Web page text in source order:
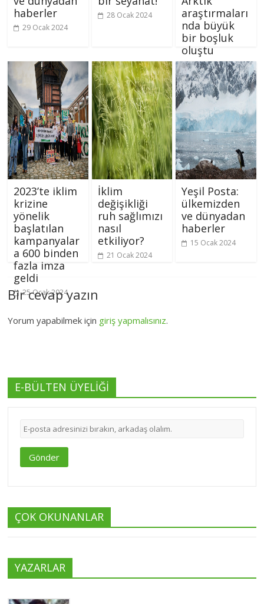
haberler
29 Ocak 2024
28 Ocak 2024
araştırmaları
nda büyük
bir boşluk
oluştu
26 Ocak 2024
2023’te iklim
krizine
yönelik
başlatılan
kampanyalar
a 600 binden
fazla imza
geldi
25 Ocak 2024
İklim
değişikliği
ruh sağlımızı
nasıl
etkiliyor?
21 Ocak 2024
Yeşil Posta:
ülkemizden
ve dünyadan
haberler
15 Ocak 2024
Bir cevap yazın
Yorum yapabilmek için giriş yapmalısınız.
E-BÜLTEN ÜYELİĞİ
Gönder
ÇOK OKUNANLAR
YAZARLAR